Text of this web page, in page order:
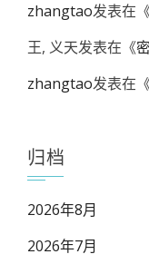
zhangtao发表在
王, 义天发表在《
zhangtao发表在
归档
2026年8月
2026年7月